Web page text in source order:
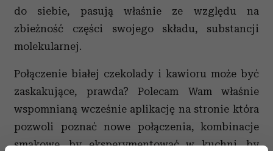
do siebie, pasują właśnie ze względu na
zbieżność części swojego składu, substancji
molekularnej.
Połączenie białej czekolady i kawioru może być
zaskakujące, prawda? Polecam Wam właśnie
wspomnianą wcześnie aplikację na stronie która
pozwoli poznać nowe połączenia, kombinacje
smakowe, by eksperymentować w kuchni, by